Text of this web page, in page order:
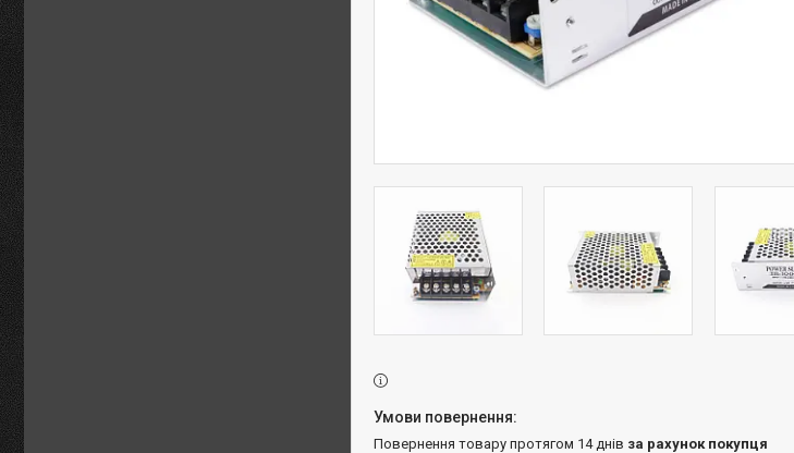
повернення товару протягом 14 днів за рахунок покупця